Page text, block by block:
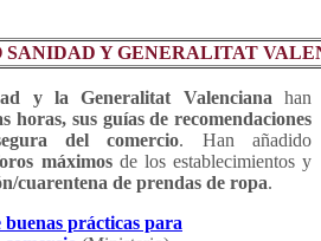
Y GENERALITAT
y la Generalitat Valenciana han
horas, sus guías de recomendaciones
del comercio. Han añadido
máximosde los establecimientos y
cuarentena de prendas de ropa.
prácticas para